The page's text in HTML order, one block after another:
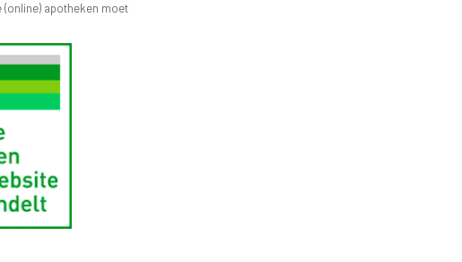
apotheken moet